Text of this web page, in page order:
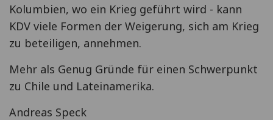
Kolumbien, wo ein Krieg geführt wird - kann
KDV viele Formen der Weigerung, sich am Krieg
zu beteiligen, annehmen.
Mehr als Genug Gründe für einen Schwerpunkt
zu Chile und Lateinamerika.
Andreas Speck